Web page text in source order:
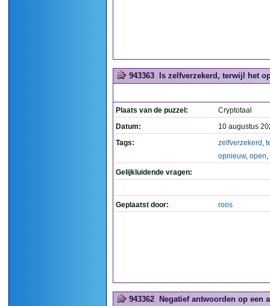
943363 Is zelfverzekerd, terwijl het
Plaats van de puzzel:
Cryptotaal
Datum:
10 augustus
Tags:
zelfverzekerd ,
opnieuw, open,
Gelijkluidende vragen:
Geplaatst door: roos
943362 Negatief antwoorden op een